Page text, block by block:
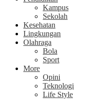
Kampus
Sekolah
Kesehatan
Lingkungan
Olahraga
Bola
Sport
More
Opini
Teknologi
Life Style